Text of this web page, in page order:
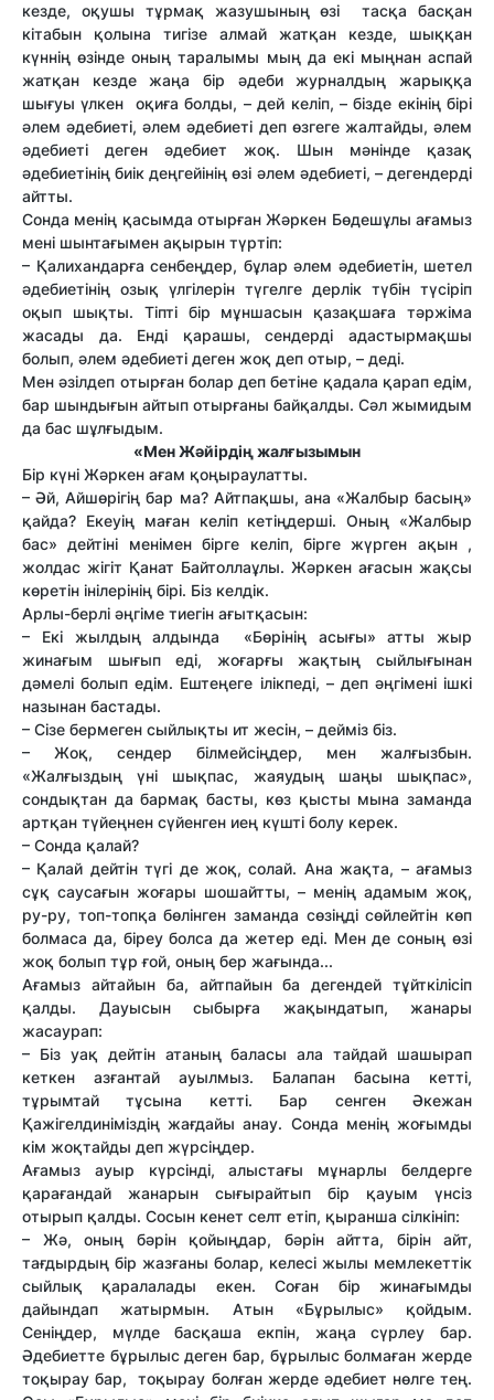
кезде, оқушы тұрмақ жазушының өзі тасқа басқан
кітабын қолына тигізе алмай жатқан кезде, шыққан
күннің өзінде оның таралымы мың да екі мыңнан аспай
жатқан кезде жаңа бір әдеби журналдың жарыққа
шығуы үлкен оқиға болды, – дей келіп, – бізде екінің бірі
әлем әдебиеті, әлем әдебиеті деп өзгеге жалтайды, әлем
әдебиеті деген әдебиет жоқ. Шын мәнінде қазақ
әдебиетінің биік деңгейінің өзі әлем әдебиеті, – дегендерді
айтты.
Сонда менің қасымда отырған Жәркен Бөдешұлы ағамыз
мені шынтағымен ақырын түртіп:
– Қалихандарға сенбеңдер, бұлар әлем әдебиетін, шетел
әдебиетінің озық үлгілерін түгелге дерлік түбін түсіріп
оқып шықты. Тіпті бір мұншасын қазақшаға тәржіма
жасады да. Енді қарашы, сендерді адастырмақшы
болып, әлем әдебиеті деген жоқ деп отыр, – деді.
Мен әзілдеп отырған болар деп бетіне қадала қарап едім,
бар шындығын айтып отырғаны байқалды. Сәл жымидым
да бас шұлғыдым.
«Мен Жәйірдің жалғызымын
Бір күні Жәркен ағам қоңыраулатты.
– Әй, Айшөрігің бар ма? Айтпақшы, ана «Жалбыр басың»
қайда? Екеуің маған келіп кетіңдерші. Оның «Жалбыр
бас» дейтіні менімен бірге келіп, бірге жүрген ақын ,
жолдас жігіт Қанат Байтоллаұлы. Жәркен ағасын жақсы
көретін інілерінің бірі. Біз келдік.
Арлы-берлі әңгіме тиегін ағытқасын:
– Екі жылдың алдында «Бөрінің асығы» атты жыр
жинағым шығып еді, жоғарғы жақтың сыйлығынан
дәмелі болып едім. Ештеңеге ілікпеді, – деп әңгімені ішкі
назынан бастады.
– Сізе бермеген сыйлықты ит жесін, – дейміз біз.
– Жоқ, сендер білмейсіңдер, мен жалғызбын.
«Жалғыздың үні шықпас, жаяудың шаңы шықпас»,
сондықтан да бармақ басты, көз қысты мына заманда
артқан түйеңнен сүйенген иең күшті болу керек.
– Сонда қалай?
– Қалай дейтін түгі де жоқ, солай. Ана жақта, – ағамыз
сұқ саусағын жоғары шошайтты, – менің адамым жоқ,
ру-ру, топ-топқа бөлінген заманда сөзіңді сөйлейтін көп
болмаса да, біреу болса да жетер еді. Мен де соның өзі
жоқ болып тұр ғой, оның бер жағында...
Ағамыз айтайын ба, айтпайын ба дегендей тұйткілісіп
қалды. Дауысын сыбырға жақындатып, жанары
жасаурап:
– Біз уақ дейтін атаның баласы ала тайдай шашырап
кеткен азғантай ауылмыз. Балапан басына кетті,
тұрымтай тұсына кетті. Бар сенген Әкежан
Қажігелдиніміздің жағдайы анау. Сонда менің жоғымды
кім жоқтайды деп жүрсіңдер.
Ағамыз ауыр күрсінді, алыстағы мұнарлы белдерге
қарағандай жанарын сығырайтып бір қауым үнсіз
отырып қалды. Сосын кенет селт етіп, қыранша сілкініп:
– Жә, оның бәрін қойыңдар, бәрін айтта, бірін айт,
тағдырдың бір жазғаны болар, келесі жылы мемлекеттік
сыйлық қаралалады екен. Соған бір жинағымды
дайындап жатырмын. Атын «Бұрылыс» қойдым.
Сеніңдер, мүлде басқаша екпін, жаңа сүрлеу бар.
Әдебиетте бұрылыс деген бар, бұрылыс болмаған жерде
тоқырау бар, тоқырау болған жерде әдебиет нөлге тең.